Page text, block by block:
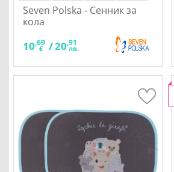
Seven Polska - Сенник за
кола
10,69
€ /20,91
лв.